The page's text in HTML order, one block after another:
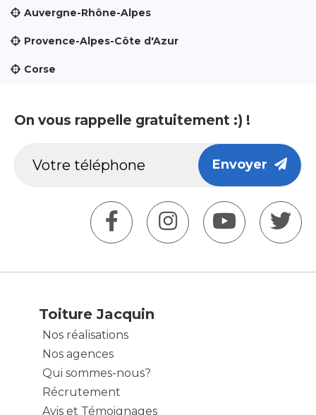
Auvergne-Rhône-Alpes
Provence-Alpes-Côte d'Azur
Corse
On vous rappelle gratuitement :) !
Envoyer
Toiture Jacquin
Nos réalisations
Nos agences
Qui sommes-nous?
Récrutement
Avis et Témoignages